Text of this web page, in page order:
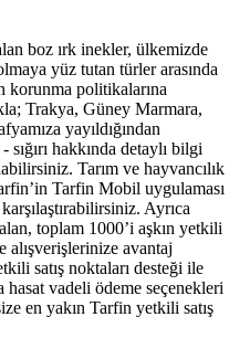
boz ırk inekler, ülkemizde
yüz tutan türler arasında
korunma politikalarına
Trakya, Güney Marmara,
yayıldığından
hakkında detaylı bilgi
Tarım ve hayvancılık
Tarfin Mobil uygulaması
Ayrıca
toplam 1000’i aşkın yetkili
alışverişlerinize avantaj
satış noktaları desteği ile
vadeli ödeme seçenekleri
en yakın Tarfin yetkili satış